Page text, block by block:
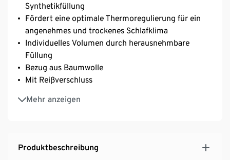
Synthetikfüllung
Fördert eine optimale Thermoregulierung für ein
angenehmes und trockenes Schlafklima
Individuelles Volumen durch herausnehmbare
Füllung
Bezug aus Baumwolle
Mit Reißverschluss
Mehr anzeigen
Maschinenwaschbar und trocknergeeignet
irisette® greenline: exklusiv entwickelt für Tchibo
Produktbeschreibung